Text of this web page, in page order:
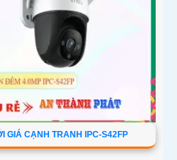
GIÁ CẠNH TRANH IPC-S42FP